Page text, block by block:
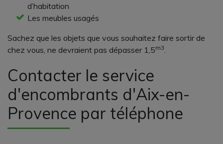
d’habitation
Les meubles usagés
Sachez que les objets que vous souhaitez faire sortir de
chez vous, ne devraient pas dépasser 1,5m3
Contacter le service
d'encombrants d'Aix-en-
Provence par téléphone